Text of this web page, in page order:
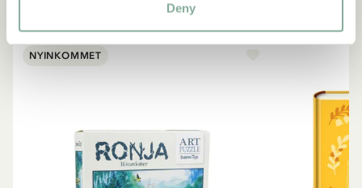
Deny
NYINKOMMET